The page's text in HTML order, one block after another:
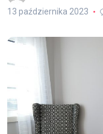
13 października 2023